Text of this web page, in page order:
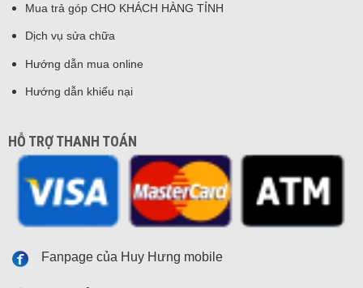
Mua trả góp CHO KHÁCH HÀNG TỈNH
Dịch vụ sửa chữa
Hướng dẫn mua online
Hướng dẫn khiếu nại
HỖ TRỢ THANH TOÁN
Fanpage của Huy Hưng mobile